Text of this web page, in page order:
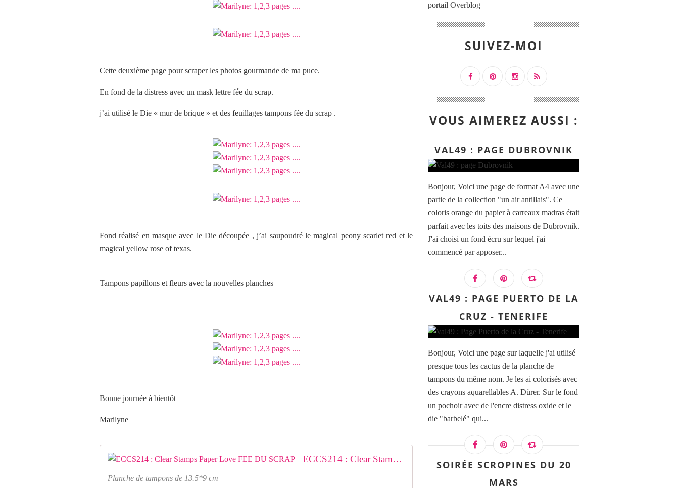
Cette deuxième page pour scraper les photos gourmande de ma puce.
En fond de la distress avec un mask lettre fée du scrap.
j’ai utilisé le Die « mur de brique » et des feuillages tampons fée du scrap .
Fond réalisé en masque avec le Die découpée , j’ai saupoudré le magical peony scarlet red et le
magical yellow rose of texas.
Tampons papillons et fleurs avec la nouvelles planches
Bonne journée à bientôt
Marilyne
ECCS214 : Clear Stamps Paper Love FEE DU SCRAP
Planche de tampons de 13.5*9 cm
portail Overblog
SUIVEZ-MOI
VOUS AIMEREZ AUSSI :
VAL49 : PAGE DUBROVNIK
Bonjour, Voici une page de format A4 avec une
partie de la collection "un air antillais". Ce
coloris orange du papier à carreaux madras était
parfait avec les toits des maisons de Dubrovnik.
J'ai choisi un fond écru sur lequel j'ai
commencé par apposer...
VAL49 : PAGE PUERTO DE LA
CRUZ - TENERIFE
Bonjour, Voici une page sur laquelle j'ai utilisé
presque tous les cactus de la planche de
tampons du même nom. Je les ai colorisés avec
des crayons aquarellables A. Dürer. Sur le fond
un pochoir avec de l'encre distress oxide et le
die "barbelé" qui...
SOIRÉE SCROPINES DU 20
MARS